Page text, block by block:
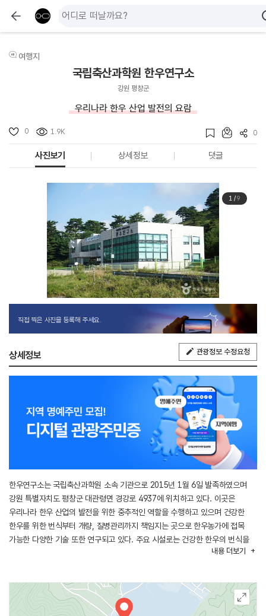
여행지
국립축산과학원 한우연구소
강원 평창군
우리나라 한우 산업 발전의 요람
0 1.9K 0
사진보기 상세정보 댓글
1/9
직접 찍은 사진을 등록해 주세요.
상세정보 관광정보 수정요청
한우연구소는 국립축산과학원 소속 기관으로 2015년 1월 6일 발족하였으며
강원 특별자치도 평창군 대관령면 경강로 4937에 위치하고 있다. 이곳은
우리나라 한우 산업의 발전을 위한 중추적인 역할을 수행하고 있으며 건강한
한우를 위한 번식부터 개량, 질병관리까지 책임지는 곳으로 한우농가에 접목
가능한 다양한 기술 또한 연구되고 있다. 주요 시설로는 건강한 한우의 번식을
연구하는 번식 실험실과 야외 방목지, 우사, 분만 우사가 있다. 야외 방목지에는
제공하고 있어 번식률에도 긍정적인 역할을 하고 있다. 우사는 실내 공간으로
과방목에 의해 초지가 황폐화되는 것을 막고 소들이 동절기를 따뜻하게 보내기
위해 마련된 곳이다. 분만 우사는 분만된 송아지를 키우고 돌보는 곳으로 보온에
내용 더보기